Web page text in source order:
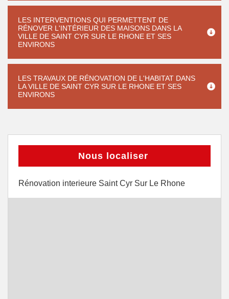
LES INTERVENTIONS QUI PERMETTENT DE
RÉNOVER L'INTÉRIEUR DES MAISONS DANS LA
VILLE DE SAINT CYR SUR LE RHONE ET SES
ENVIRONS
LES TRAVAUX DE RÉNOVATION DE L'HABITAT DANS
LA VILLE DE SAINT CYR SUR LE RHONE ET SES
ENVIRONS
Nous localiser
Rénovation interieure Saint Cyr Sur Le Rhone